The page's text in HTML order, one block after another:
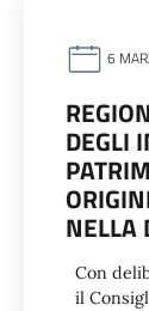
6
DEGLI
NELLA
Con
il